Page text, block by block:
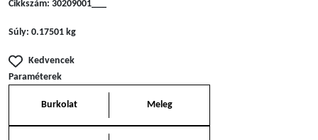
Cikkszám: 30209001___
Súly: 0.17501 kg
Kedvencek
Paraméterek
Burkolat Meleg